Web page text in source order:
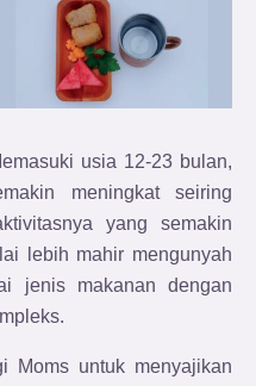
usia 12-23 bulan,
meningkat seiring
yang semakin
lebih mahir mengunyah
jenis makanan dengan
Moms untuk menyajikan